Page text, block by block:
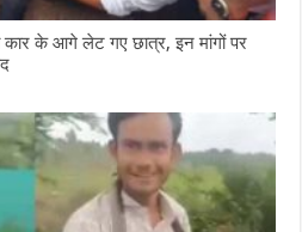
कार के आगे लेट गए छात्र, इन मांगों पर